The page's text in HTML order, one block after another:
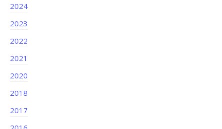
2024
2023
2022
2021
2020
2018
2017